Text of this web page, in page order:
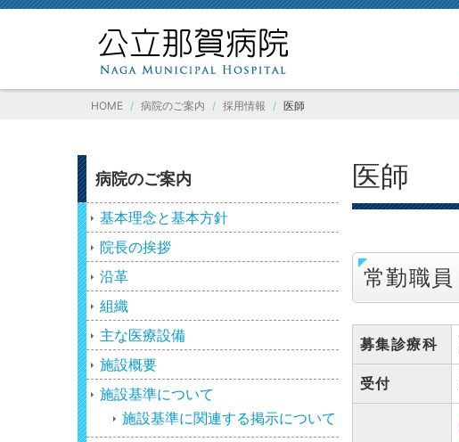
HOME 病院のご案内 採用情報 医師
医師
常勤職員
募集診療科
受付
病院のご案内
基本理念と基本方針
院長の挨拶
沿革
組織
主な医療設備
施設概要
施設基準について
施設基準に関連する掲示について